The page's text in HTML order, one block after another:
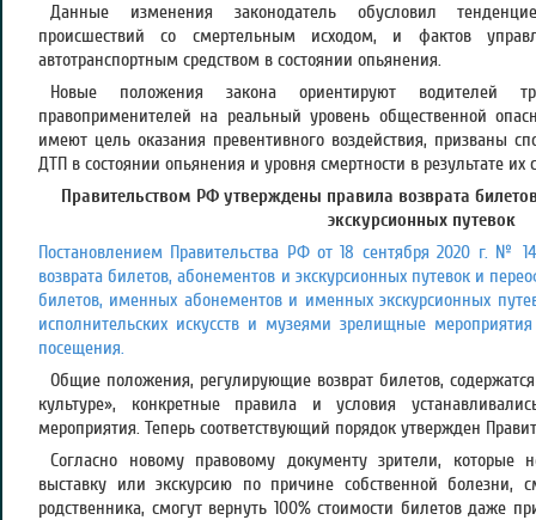
Данные изменения законодатель обусловил
происшествий со смертельным исходом, и фактов
автотранспортным средством в состоянии опьянения.
Новые положения закона ориентируют водителей
правоприменителей на реальный уровень общественной
имеют цель оказания превентивного воздействия, призваны
ДТП в состоянии опьянения и уровня смертности в результате их
Правительством РФ утверждены правила возврата
экскурсионных путевок
Постановлением Правительства РФ от 18 сентября 2020 г. №
возврата билетов, абонементов и экскурсионных путевок и
билетов, именных абонементов и именных экскурсионных
исполнительских искусств и музеями зрелищные
посещения.
Общие положения, регулирующие возврат билетов,
культуре», конкретные правила и условия
мероприятия. Теперь соответствующий порядок утвержден
Согласно новому правовому документу зрители, которые
выставку или экскурсию по причине собственной болезни,
родственника, смогут вернуть 100% стоимости билетов даже